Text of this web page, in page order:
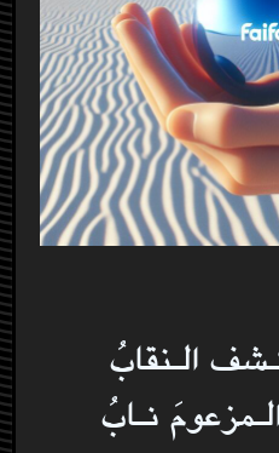
الـنقابُ
نـابُ